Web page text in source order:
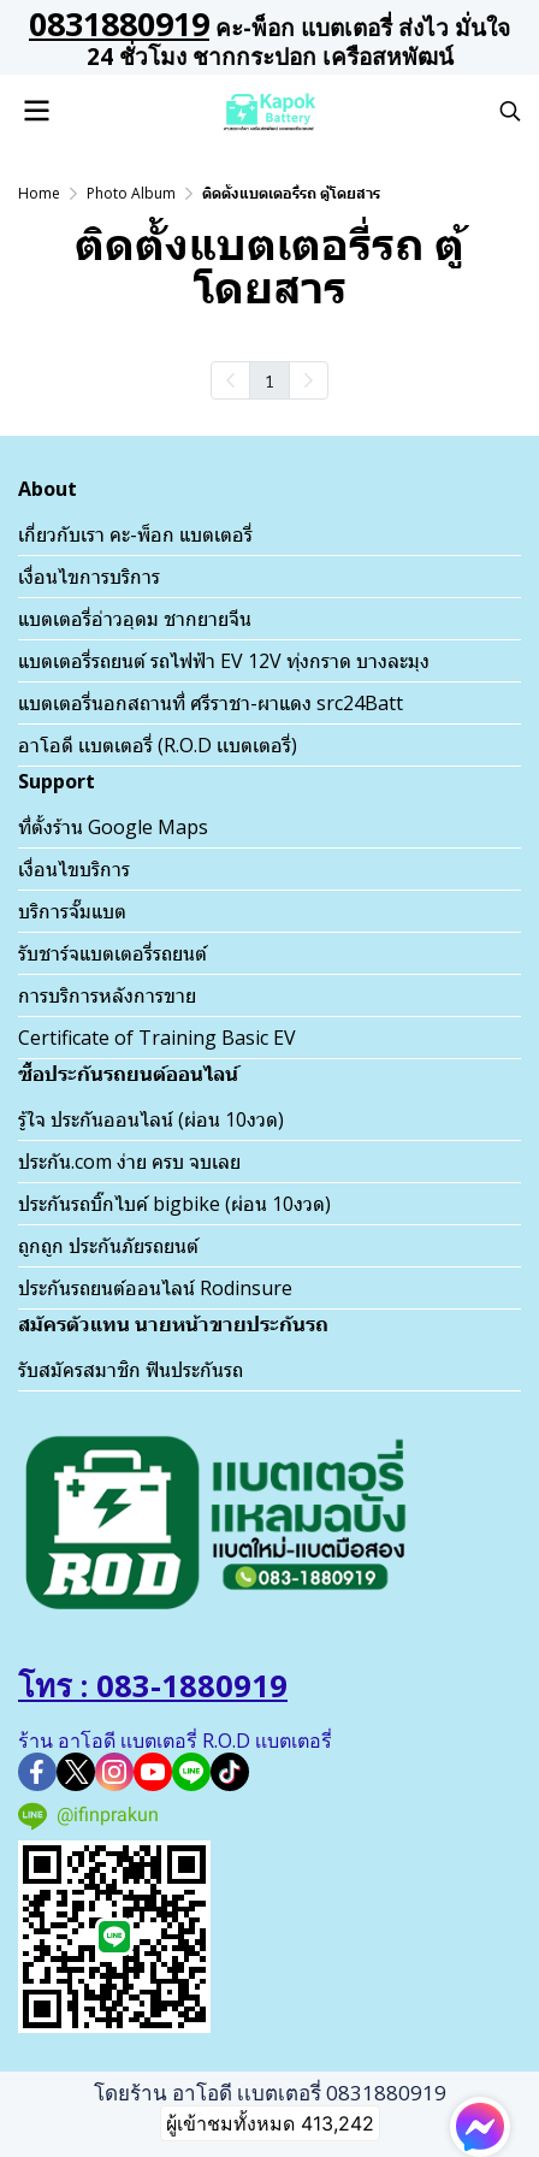
0831880919 คะ-พ็อก แบตเตอรี่ ส่งไว มั่นใจ
24 ชั่วโมง ชากกระปอก เครือสหพัฒน์
Home Photo Album ติดตั้งแบตเตอรี่รถ ตู้โดยสาร
ติดตั้งแบตเตอรี่รถ ตู้
โดยสาร
1
About
เกี่ยวกับเรา คะ-พ็อก แบตเตอรี่
เงื่อนไขการบริการ
แบตเตอรี่อ่าวอุดม ชากยายจีน
แบตเตอรี่รถยนต์ รถไฟฟ้า EV 12V ทุ่งกราด บางละมุง
แบตเตอรี่นอกสถานที่ ศรีราชา-ผาแดง src24Batt
อาโอดี เเบตเตอรี่ (R.O.D เเบตเตอรี่)
Support
ที่ตั้งร้าน Google Maps
เงื่อนไขบริการ
บริการจั๊มแบต
รับชาร์จแบตเตอรี่รถยนต์
การบริการหลังการขาย
Certificate of Training Basic EV
ซื้อประกันรถยนต์ออนไลน์
รู้ใจ ประกันออนไลน์ (ผ่อน 10งวด)
ประกัน.com ง่าย ครบ จบเลย
ประกันรถบิ๊กไบค์ bigbike (ผ่อน 10งวด)
ถูกถูก ประกันภัยรถยนต์
ประกันรถยนต์ออนไลน์ Rodinsure
สมัครตัวแทน นายหน้าขายประกันรถ
รับสมัครสมาชิก ฟินประกันรถ
โทร : 083-1880919
ร้าน อาโอดี เเบตเตอรี่ R.O.D เเบตเตอรี่
@ifinprakun
โดยร้าน อาโอดี เเบตเตอรี่ 0831880919
ผู้เข้าชมทั้งหมด 413,242